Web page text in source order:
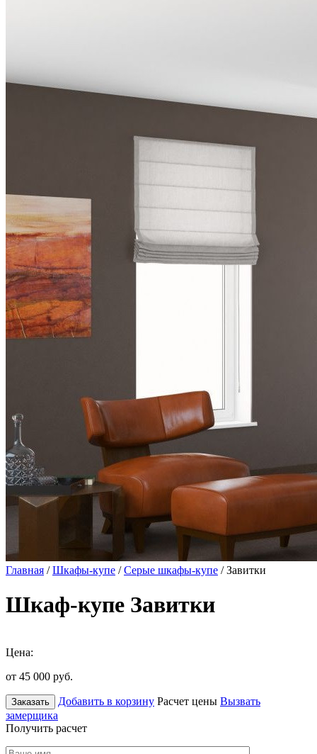
Главная /Шкафы-купе /Серые шкафы-купе / Завитки
Шкаф-купе Завитки
Цена:
от 45 000 руб.
Заказать Добавить в корзину Расчет цены Вызвать
замерщика
Получить расчет